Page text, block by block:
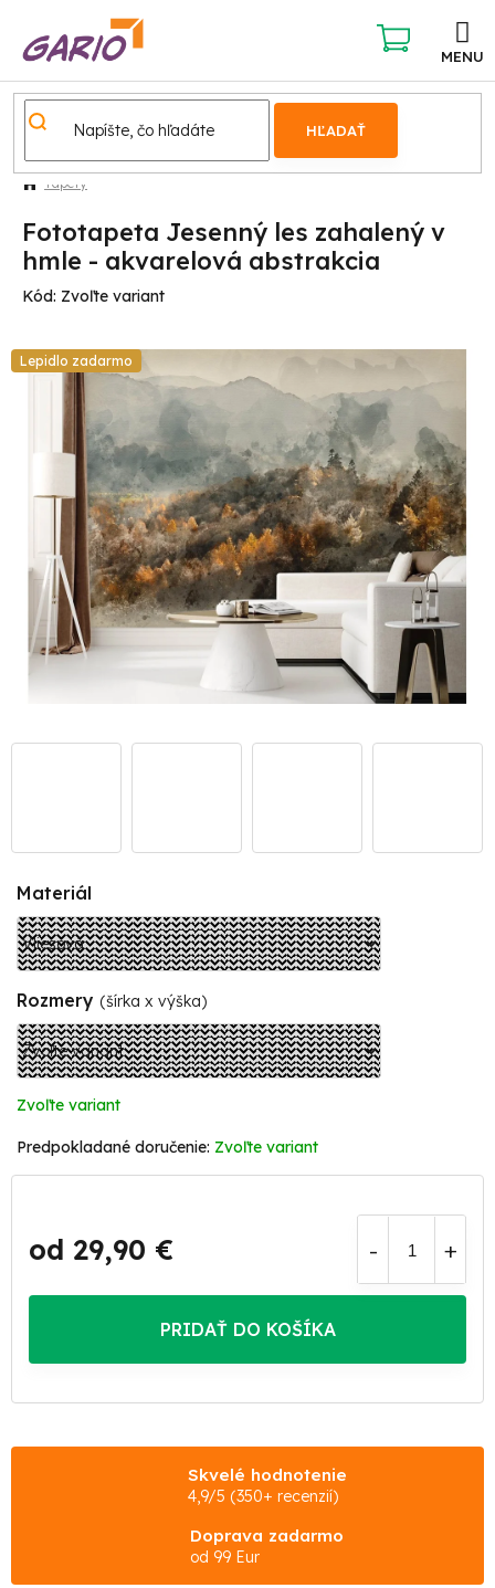
obsah
HĽADAŤ
NÁKUPNÝ
KOŠÍK
Tapety
Fototapeta Jesenný les zahalený v
hmle - akvarelová abstrakcia
Kód: Zvoľte variant
Lepidlo zadarmo
Materiál
Rozmery (šírka x výška)
Zvoľte variant
Zvoľte variant
od 29,90 €
Jednotková
cena:
PRIDAŤ DO KOŠÍKA
Skvelé hodnotenie
4,9/5 (350+ recenzií)
Doprava zadarmo
od 99 Eur